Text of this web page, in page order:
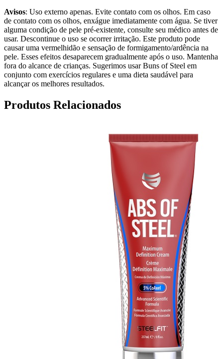
Avisos: Uso externo apenas. Evite contato com os olhos. Em caso
de contato com os olhos, enxágue imediatamente com água. Se tiver
alguma condição de pele pré-existente, consulte seu médico antes de
usar. Descontinue o uso se ocorrer irritação. Este produto pode
causar uma vermelhidão e sensação de formigamento/ardência na
pele. Esses efeitos desaparecem gradualmente após o uso. Mantenha
fora do alcance de crianças. Sugerimos usar Buns of Steel em
conjunto com exercícios regulares e uma dieta saudável para
alcançar os melhores resultados.
Produtos Relacionados